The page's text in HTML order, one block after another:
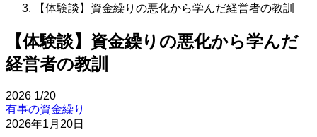
【体験談】資金繰りの悪化から学んだ経営者の教訓
【体験談】資金繰りの悪化から学んだ
経営者の教訓
2026 1/20
有事の資金繰り
2026年1月20日